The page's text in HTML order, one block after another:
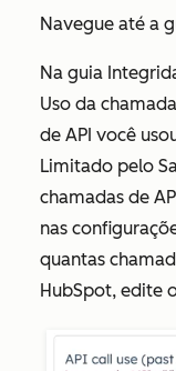
Navegue até a
Na guia
Uso da
de API você
Limitado pelo
chamadas de
nas
quantas
HubSpot, edite